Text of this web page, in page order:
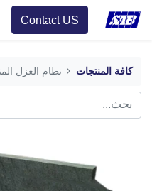
Contact US
كافة المنتجات نظام العزل